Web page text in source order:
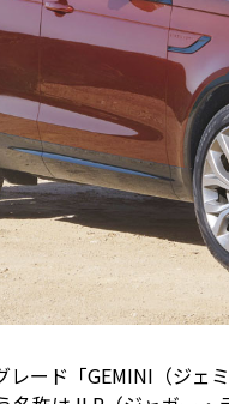
レード「GEMINI（ジェ